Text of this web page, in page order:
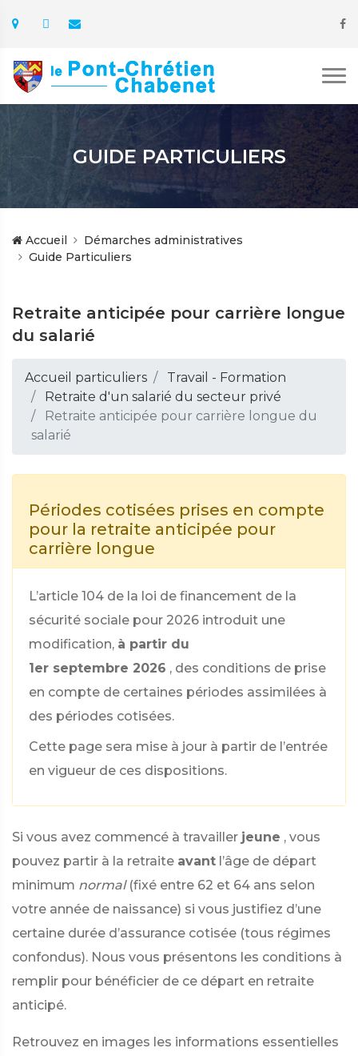
GUIDE PARTICULIERS
Accueil
Démarches administratives
Guide Particuliers
Retraite anticipée pour carrière longue
du salarié
Accueil particuliers
Travail - Formation
Retraite d'un salarié du secteur privé
Retraite anticipée pour carrière longue du
salarié
Périodes cotisées prises en compte
pour la retraite anticipée pour
carrière longue
L’article 104 de la loi de financement de la
sécurité sociale pour 2026 introduit une
modification, à partir du
1er septembre 2026 , des conditions de prise
en compte de certaines périodes assimilées à
des périodes cotisées.
Cette page sera mise à jour à partir de l’entrée
en vigueur de ces dispositions.
Si vous avez commencé à travailler jeune , vous
pouvez partir à la retraite avant l’âge de départ
minimum normal (fixé entre 62 et 64 ans selon
votre année de naissance) si vous justifiez d’une
certaine durée d’assurance cotisée (tous régimes
confondus). Nous vous présentons les conditions à
remplir pour bénéficier de ce départ en retraite
anticipé.
Retrouvez en images les informations essentielles